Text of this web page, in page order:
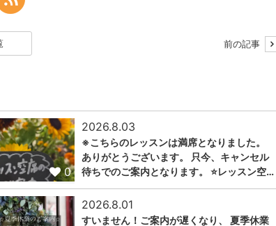
前の記事
0
2026.8.03
※こちらのレッスンは満席となりました。
ありがとうございます。 只今、キャンセル
待ちでのご案内となります。 ⭐️レッスン空…
2026.8.01
すいません！ご案内が遅くなり、 夏季休業